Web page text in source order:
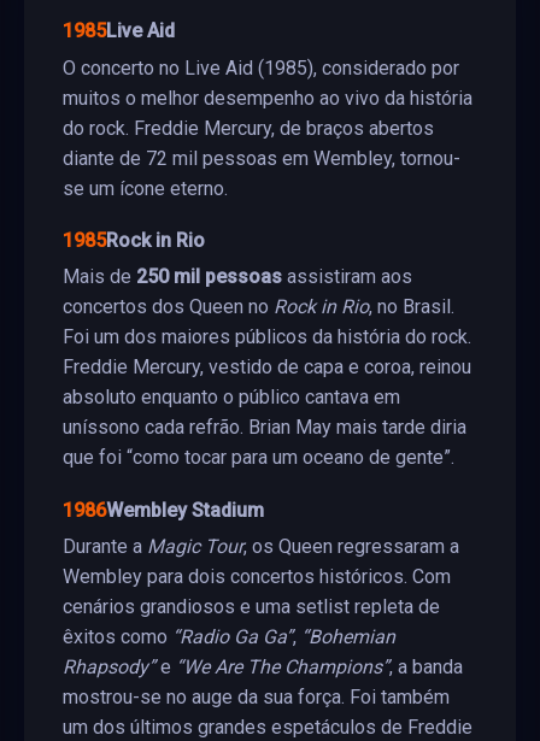
1985Live Aid
O concerto no Live Aid (1985), considerado por
muitos o melhor desempenho ao vivo da história
do rock. Freddie Mercury, de braços abertos
diante de 72 mil pessoas em Wembley, tornou-
se um ícone eterno.
1985Rock in Rio
Mais de 250 mil pessoas assistiram aos
concertos dos Queen no Rock in Rio, no Brasil.
Foi um dos maiores públicos da história do rock.
Freddie Mercury, vestido de capa e coroa, reinou
absoluto enquanto o público cantava em
uníssono cada refrão. Brian May mais tarde diria
que foi “como tocar para um oceano de gente”.
1986Wembley Stadium
Durante a Magic Tour, os Queen regressaram a
Wembley para dois concertos históricos. Com
cenários grandiosos e uma setlist repleta de
êxitos como “Radio Ga Ga”, “Bohemian
Rhapsody”e “We Are The Champions”, a banda
mostrou-se no auge da sua força. Foi também
um dos últimos grandes espetáculos de Freddie